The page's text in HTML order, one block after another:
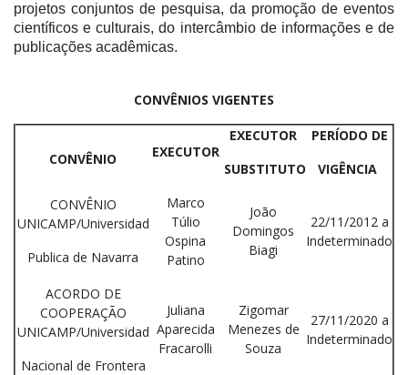
projetos conjuntos de pesquisa, da promoção de eventos
científicos e culturais, do intercâmbio de informações e de
publicações acadêmicas.
CONVÊNIOS VIGENTES
CONVÊNIO EXECUTOR
EXECUTOR
SUBSTITUTO
PERÍODO DE
VIGÊNCIA
CONVÊNIO
UNICAMP/Universidad
Publica de Navarra
Marco
Túlio
Ospina
Patino
João
Domingos
Biagi
22/11/2012 a
Indeterminado
ACORDO DE
COOPERAÇÃO
UNICAMP/Universidad
Nacional de Frontera
Juliana
Aparecida
Fracarolli
Zigomar
Menezes de
Souza
27/11/2020 a
Indeterminado